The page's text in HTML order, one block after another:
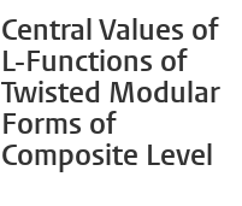
Central Values of
L-Functions of
Twisted Modular
Forms of
Composite Level